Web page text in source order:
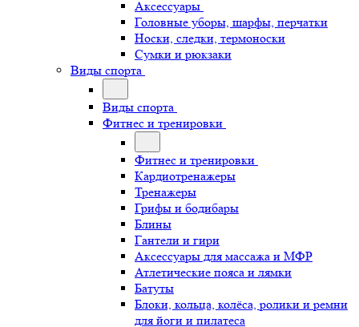
Аксессуары
Головные уборы, шарфы, перчатки
Носки, следки, термоноски
Сумки и рюкзаки
Виды спорта
Виды спорта
Фитнес и тренировки
Фитнес и тренировки
Кардиотренажеры
Тренажеры
Грифы и бодибары
Блины
Гантели и гири
Аксессуары для массажа и МФР
Атлетические пояса и лямки
Батуты
Блоки, кольца, колёса, ролики и ремни
для йоги и пилатеса